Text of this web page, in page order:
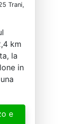
Trani,
km
la
in
e